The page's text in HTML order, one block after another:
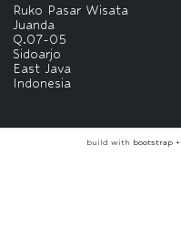
Ruko Pasar Wisata
Juanda
Q.07-05
Sidoarjo
East Java
Indonesia
build with bootstrap+